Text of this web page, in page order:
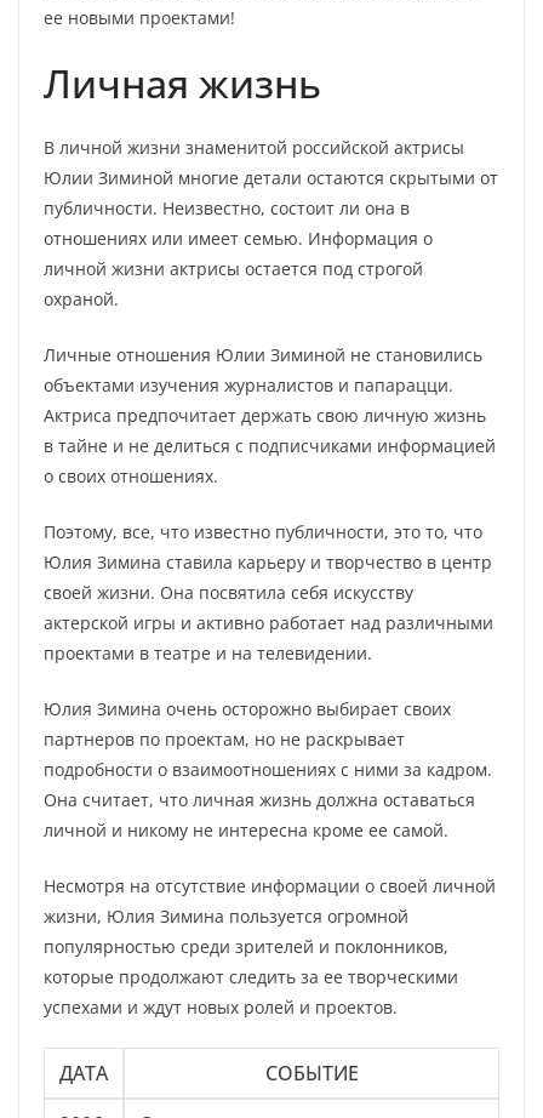
ее новыми проектами!
Личная жизнь
В личной жизни знаменитой российской актрисы
Юлии Зиминой многие детали остаются скрытыми от
публичности. Неизвестно, состоит ли она в
отношениях или имеет семью. Информация о
личной жизни актрисы остается под строгой
охраной.
Личные отношения Юлии Зиминой не становились
объектами изучения журналистов и папарацци.
Актриса предпочитает держать свою личную жизнь
в тайне и не делиться с подписчиками информацией
о своих отношениях.
Поэтому, все, что известно публичности, это то, что
Юлия Зимина ставила карьеру и творчество в центр
своей жизни. Она посвятила себя искусству
актерской игры и активно работает над различными
проектами в театре и на телевидении.
Юлия Зимина очень осторожно выбирает своих
партнеров по проектам, но не раскрывает
подробности о взаимоотношениях с ними за кадром.
Она считает, что личная жизнь должна оставаться
личной и никому не интересна кроме ее самой.
Несмотря на отсутствие информации о своей личной
жизни, Юлия Зимина пользуется огромной
популярностью среди зрителей и поклонников,
которые продолжают следить за ее творческими
успехами и ждут новых ролей и проектов.
ДАТА
СОБЫТИЕ